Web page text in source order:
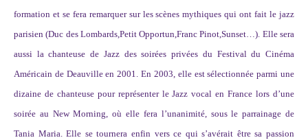
formation et se fera remarquer sur les scènes mythiques qui ont fait le jazz
parisien (Duc des Lombards,Petit Opportun,Franc Pinot,Sunset…). Elle sera
aussi la chanteuse de Jazz des soirées privées du Festival du Cinéma
Américain de Deauville en 2001. En 2003, elle est sélectionnée parmi une
dizaine de chanteuse pour représenter le Jazz vocal en France lors d’une
soirée au New Morning, où elle fera l’unanimité, sous le parrainage de
Tania Maria. Elle se tournera enfin vers ce qui s’avérait être sa passion